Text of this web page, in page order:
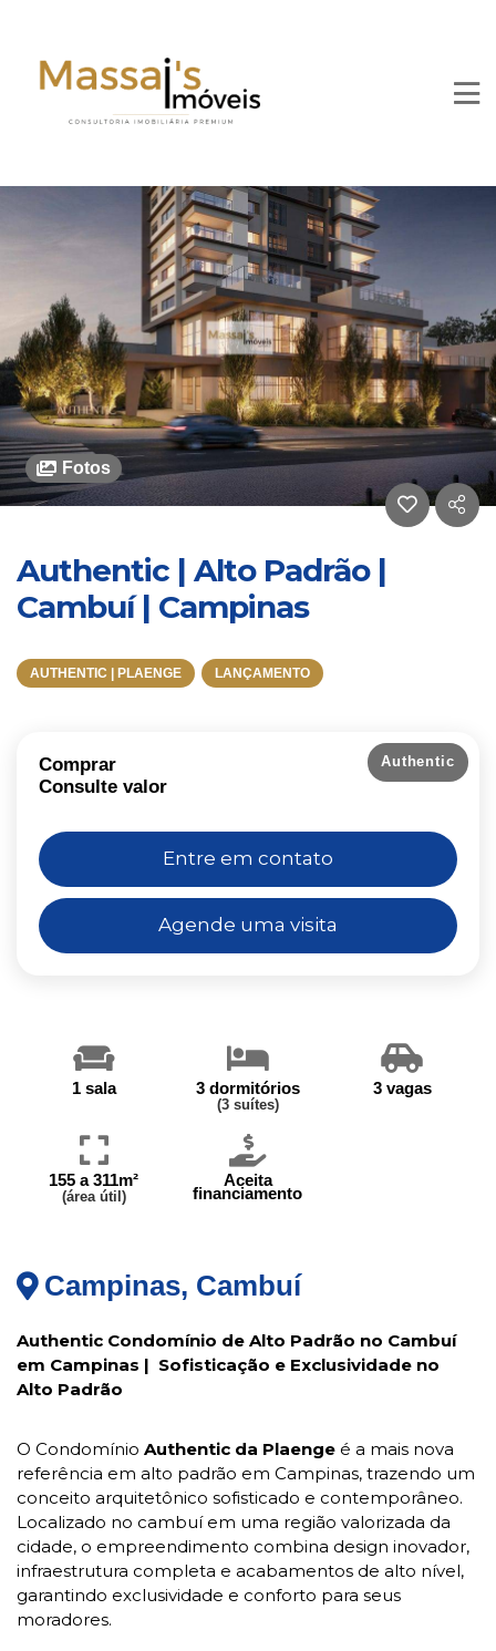
Fotos
Authentic | Alto Padrão |
Cambuí | Campinas
AUTHENTIC | PLAENGE LANÇAMENTO
Authentic
Comprar
Consulte valor
Entre em contato
Agende uma visita
1 sala 3 dormitórios
(3 suítes)
3 vagas
155 a 311m²
(área útil)
Aceita
financiamento
Campinas, Cambuí
Authentic Condomínio de Alto Padrão no Cambuí
em Campinas | Sofisticação e Exclusividade no
Alto Padrão
O Condomínio Authentic da Plaenge é a mais nova
referência em alto padrão em Campinas, trazendo um
conceito arquitetônico sofisticado e contemporâneo.
Localizado no cambuí em uma região valorizada da
cidade, o empreendimento combina design inovador,
infraestrutura completa e acabamentos de alto nível,
garantindo exclusividade e conforto para seus
moradores.